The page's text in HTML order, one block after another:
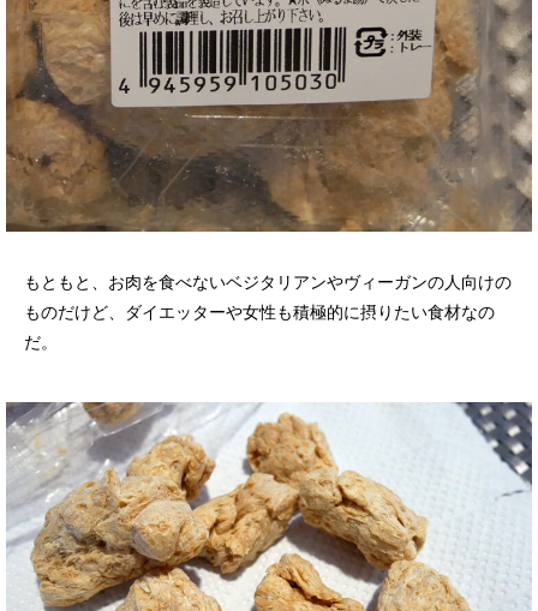
もともと、お肉を食べないベジタリアンやヴィーガンの人向けの
ものだけど、ダイエッターや女性も積極的に摂りたい食材なの
だ。